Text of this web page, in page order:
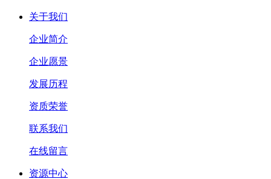
关于我们
企业简介
企业愿景
发展历程
资质荣誉
联系我们
在线留言
资源中心